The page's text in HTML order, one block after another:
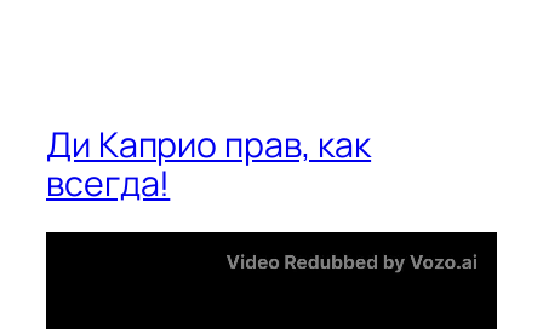
Ди Каприо прав, как
всегда!